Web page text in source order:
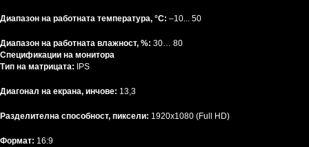
Диапазон на работната температура, °C: –10... 50
Диапазон на работната влажност, %: 30… 80
Спецификации на монитора
Тип на матрицата:
IPS
Диагонал на екрана, инчове: 13,3
Разделителна способност, пиксели: 1920x1080 (Full HD)
Формат: 16:9